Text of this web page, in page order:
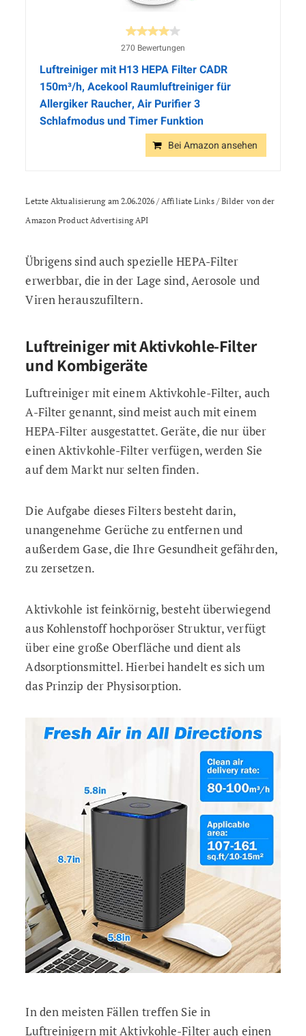
270 Bewertungen
Luftreiniger mit H13 HEPA Filter CADR
150m³/h, Acekool Raumluftreiniger für
Allergiker Raucher, Air Purifier 3
Schlafmodus und Timer Funktion
Bei Amazon ansehen
Letzte Aktualisierung am 2.06.2026 / Affiliate Links / Bilder von der
Amazon Product Advertising API
Übrigens sind auch spezielle HEPA-Filter
erwerbbar, die in der Lage sind, Aerosole und
Viren herauszufiltern.
Luftreiniger mit Aktivkohle-Filter
und Kombigeräte
Luftreiniger mit einem Aktivkohle-Filter, auch
A-Filter genannt, sind meist auch mit einem
HEPA-Filter ausgestattet. Geräte, die nur über
einen Aktivkohle-Filter verfügen, werden Sie
auf dem Markt nur selten finden.
Die Aufgabe dieses Filters besteht darin,
unangenehme Gerüche zu entfernen und
außerdem Gase, die Ihre Gesundheit gefährden,
zu zersetzen.
Aktivkohle ist feinkörnig, besteht überwiegend
aus Kohlenstoff hochporöser Struktur, verfügt
über eine große Oberfläche und dient als
Adsorptionsmittel. Hierbei handelt es sich um
das Prinzip der Physisorption.
In den meisten Fällen treffen Sie in
Luftreinigern mit Aktivkohle-Filter auch einen